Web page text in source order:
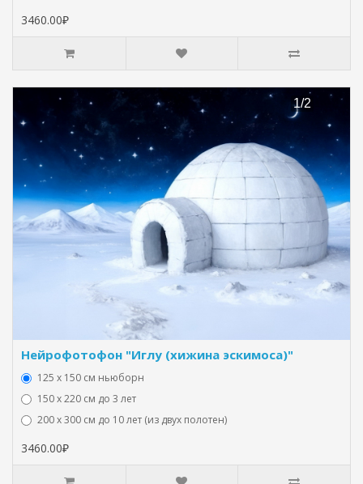
3460.00₽
Нейрофотофон "Иглу (хижина эскимоса)"
125 x 150 см ньюборн
150 х 220 см до 3 лет
200 х 300 см до 10 лет (из двух полотен)
3460.00₽